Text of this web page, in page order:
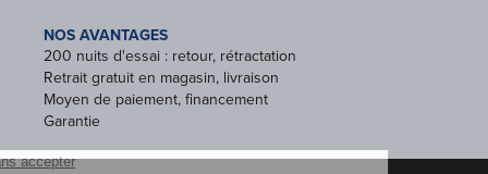
NOS AVANTAGES
200 nuits d'essai : retour, rétractation
Retrait gratuit en magasin, livraison
Moyen de paiement, financement
Garantie